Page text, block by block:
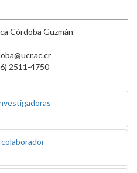
Córdoba Guzmán
2511-4750